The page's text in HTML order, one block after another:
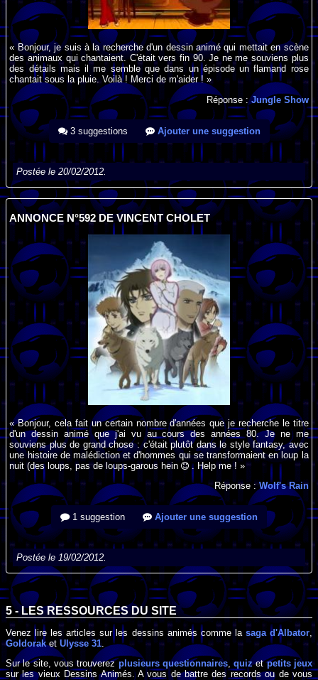
« Bonjour, je suis à la recherche d'un dessin animé qui mettait en scène
des animaux qui chantaient. C'était vers fin 90. Je ne me souviens plus
des détails mais il me semble que dans un épisode un flamand rose
chantait sous la pluie. Voilà ! Merci de m'aider ! »
Réponse :Jungle Show
3 suggestions Ajouter une suggestion
Postée le 20/02/2012.
ANNONCE N°592 DE VINCENT CHOLET
« Bonjour, cela fait un certain nombre d'années que je recherche le titre
d'un dessin animé que j'ai vu au cours des années 80. Je ne me
souviens plus de grand chose : c'était plutôt dans le style fantasy, avec
une histoire de malédiction et d'hommes qui se transformaient en loup la
nuit (des loups, pas de loups-garous hein
. Help me ! »
Réponse :Wolf's Rain
1 suggestion Ajouter une suggestion
Postée le 19/02/2012.
5 - LES RESSOURCES DU SITE
Venez lire les articles sur les dessins animés comme la saga d'Albator,
GoldoraketUlysse 31.
Sur le site, vous trouverezplusieurs questionnaires,quizetpetits jeux
sur les vieux Dessins Animés. A vous de battre des records ou de vous